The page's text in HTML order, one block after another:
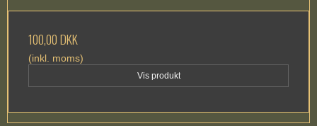
100,00 DKK
(inkl. moms)
Vis produkt